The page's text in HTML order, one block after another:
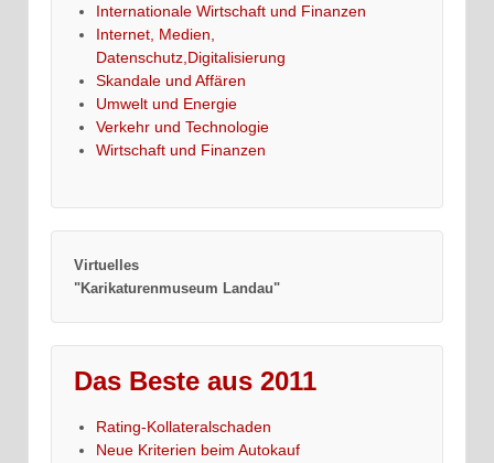
Internationale Wirtschaft und Finanzen
Internet, Medien,
Datenschutz,Digitalisierung
Skandale und Affären
Umwelt und Energie
Verkehr und Technologie
Wirtschaft und Finanzen
Virtuelles
"Karikaturenmuseum Landau"
Das Beste aus 2011
Rating-Kollateralschaden
Neue Kriterien beim Autokauf